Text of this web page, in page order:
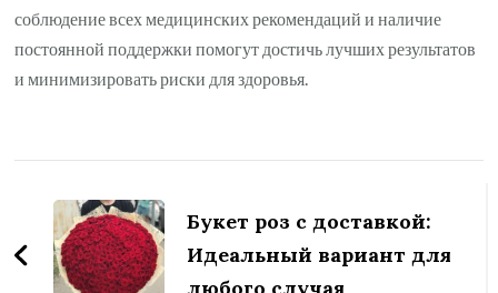
соблюдение всех медицинских рекомендаций и наличие
постоянной поддержки помогут достичь лучших результатов
и минимизировать риски для здоровья.
по
записям
Букет роз с доставкой:
Идеальный вариант для